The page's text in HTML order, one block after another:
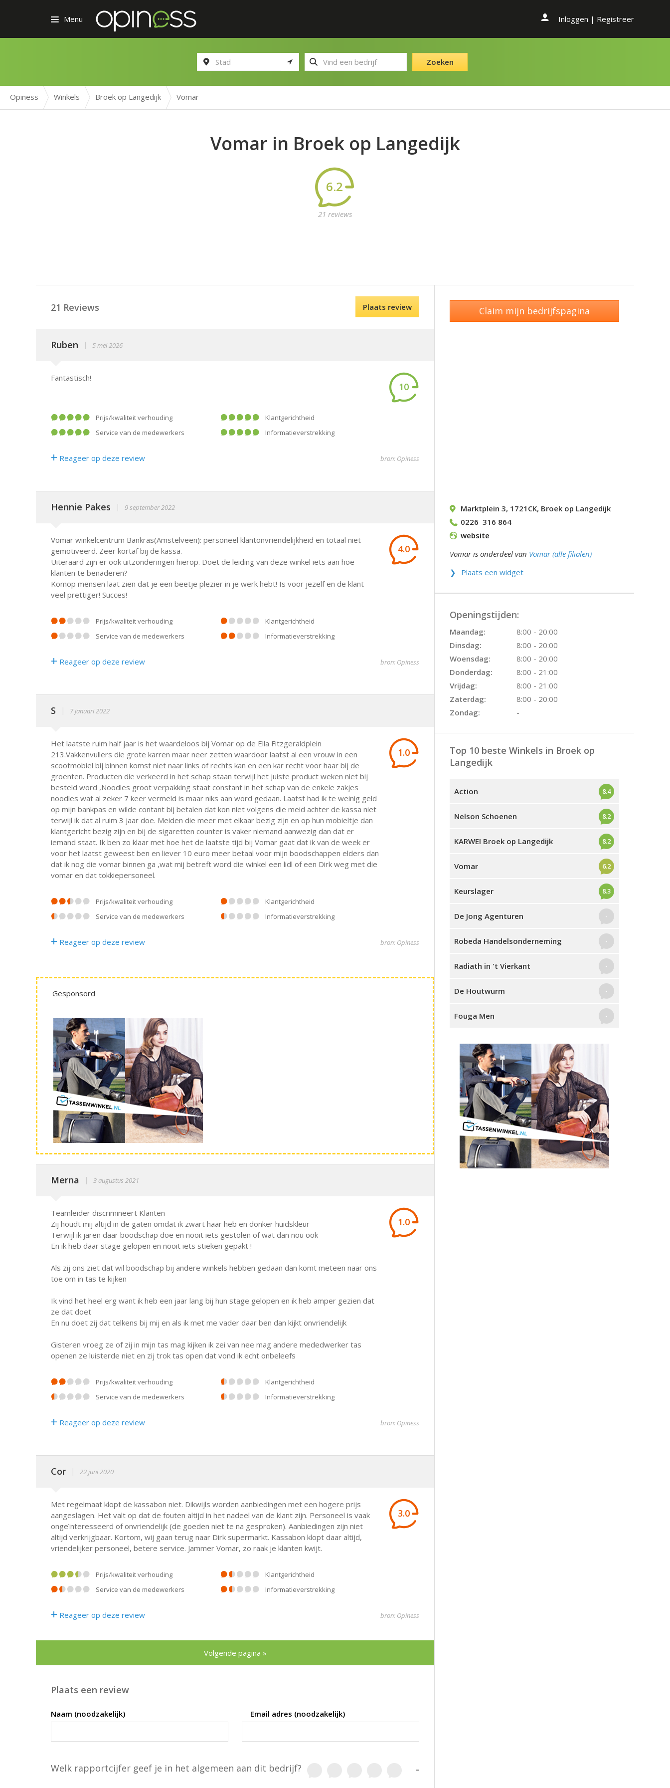
Menu Inloggen | Registreer
Zoeken
Opiness Winkels Broek op Langedijk Vomar
Vomar in Broek op Langedijk
6.2
21 reviews
21 Reviews Plaats review
Ruben | 5 mei 2026
Fantastisch!
10
prijs/kwaliteit verhouding
klantgerichtheid
service van de medewerkers
informatieverstrekking
+ Reageer op deze review bron: Opiness
Hennie Pakes | 9 september 2022
Vomar winkelcentrum Bankras(Amstelveen): personeel klantonvriendelijkheid en totaal niet
gemotiveerd. Zeer kortaf bij de kassa.
Uiteraard zijn er ook uitzonderingen hierop. Doet de leiding van deze winkel iets aan hoe
klanten te benaderen?
Komop mensen laat zien dat je een beetje plezier in je werk hebt! Is voor jezelf en de klant
veel prettiger! Succes!
4.0
prijs/kwaliteit verhouding
klantgerichtheid
service van de medewerkers
informatieverstrekking
+ Reageer op deze review bron: Opiness
S | 7 januari 2022
Het laatste ruim half jaar is het waardeloos bij Vomar op de Ella Fitzgeraldplein
213.Vakkenvullers die grote karren maar neer zetten waardoor laatst al een vrouw in een
scootmobiel bij binnen komst niet naar links of rechts kan en een kar recht voor haar bij de
groenten. Producten die verkeerd in het schap staan terwijl het juiste product weken niet bij
besteld word ,Noodles groot verpakking staat constant in het schap van de enkele zakjes
noodles wat al zeker 7 keer vermeld is maar niks aan word gedaan. Laatst had ik te weinig geld
op mijn bankpas en wilde contant bij betalen dat kon niet volgens die meid achter de kassa niet
terwijl ik dat al ruim 3 jaar doe. Meiden die meer met elkaar bezig zijn en op hun mobieltje dan
klantgericht bezig zijn en bij de sigaretten counter is vaker niemand aanwezig dan dat er
iemand staat. Ik ben zo klaar met hoe het de laatste tijd bij Vomar gaat dat ik van de week er
voor het laatst geweest ben en liever 10 euro meer betaal voor mijn boodschappen elders dan
dat ik nog die vomar binnen ga ,wat mij betreft word die winkel een lidl of een Dirk weg met die
vomar en dat tokkiepersoneel.
1.0
prijs/kwaliteit verhouding
klantgerichtheid
service van de medewerkers
informatieverstrekking
+ Reageer op deze review bron: Opiness
Gesponsord
Merna | 3 augustus 2021
Teamleider discrimineert Klanten
Zij houdt mij altijd in de gaten omdat ik zwart haar heb en donker huidskleur
Terwijl ik jaren daar boodschap doe en nooit iets gestolen of wat dan nou ook
En ik heb daar stage gelopen en nooit iets stieken gepakt !
Als zij ons ziet dat wil boodschap bij andere winkels hebben gedaan dan komt meteen naar ons
toe om in tas te kijken
Ik vind het heel erg want ik heb een jaar lang bij hun stage gelopen en ik heb amper gezien dat
ze dat doet
En nu doet zij dat telkens bij mij en als ik met me vader daar ben dan kijkt onvriendelijk
Gisteren vroeg ze of zij in mijn tas mag kijken ik zei van nee mag andere mededwerker tas
openen ze luisterde niet en zij trok tas open dat vond ik echt onbeleefs
1.0
prijs/kwaliteit verhouding
klantgerichtheid
service van de medewerkers
informatieverstrekking
+ Reageer op deze review bron: Opiness
Cor | 22 juni 2020
Met regelmaat klopt de kassabon niet. Dikwijls worden aanbiedingen met een hogere prijs
aangeslagen. Het valt op dat de fouten altijd in het nadeel van de klant zijn. Personeel is vaak
ongeïnteresseerd of onvriendelijk (de goeden niet te na gesproken). Aanbiedingen zijn niet
altijd verkrijgbaar. Kortom, wij gaan terug naar Dirk supermarkt. Kassabon klopt daar altijd,
vriendelijker personeel, betere service. Jammer Vomar, zo raak je klanten kwijt.
3.0
prijs/kwaliteit verhouding
klantgerichtheid
service van de medewerkers
informatieverstrekking
+ Reageer op deze review bron: Opiness
Volgende pagina »
Plaats een review
Naam (noodzakelijk) Email adres (noodzakelijk)
Welk rapportcijfer geef je in het algemeen aan dit bedrijf? -
Claim mijn bedrijfspagina
Marktplein 3, 1721CK, Broek op Langedijk
0226  316 864
website
Vomar is onderdeel van Vomar (alle filialen)
Plaats een widget
Openingstijden:
Maandag:
8:00 - 20:00
Dinsdag:
8:00 - 20:00
Woensdag:
8:00 - 20:00
Donderdag:
8:00 - 21:00
Vrijdag:
8:00 - 21:00
Zaterdag:
8:00 - 20:00
Zondag:
-
Top 10 beste Winkels in Broek op
Langedijk
Action 8.4
Nelson Schoenen 8.2
KARWEI Broek op Langedijk 8.2
Vomar 6.2
Keurslager 8.3
De Jong Agenturen -
Robeda Handelsonderneming -
Radiath in 't Vierkant -
De Houtwurm -
Fouga Men -